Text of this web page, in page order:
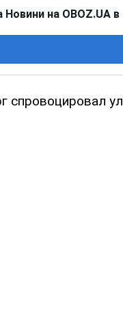
на OBOZ.UA в
спровоцировал